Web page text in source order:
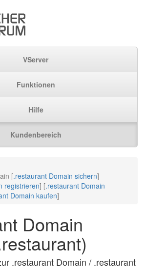
VServer
Funktionen
Hilfe
Kundenbereich
[.restaurant Domain sichern]
registrieren] [.restaurant Domain
Domain kaufen]
Domain
.restaurant Domain / .restaurant